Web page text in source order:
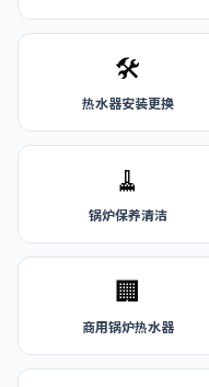
🛠️
热水器安装更换
🧹
锅炉保养清洁
🏢
商用锅炉热水器